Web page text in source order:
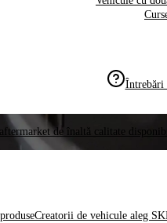
Întrebări
de înaltă calitate
Creatorii de vehicule aleg